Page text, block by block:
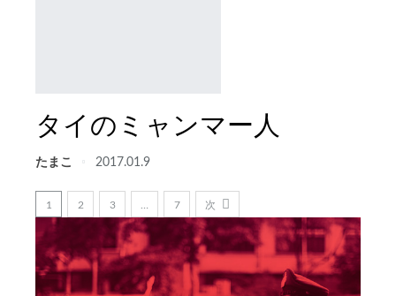
タイのミャンマー人
たまこ 2017.01.9
1 2 3 7 次